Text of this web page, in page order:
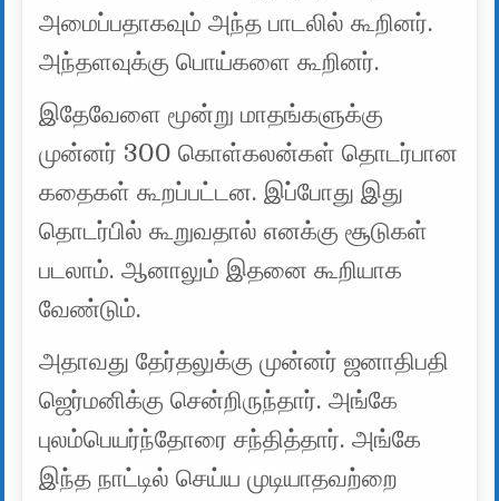
அமைப்பதாகவும் அந்த பாடலில் கூறினர்.
அந்தளவுக்கு பொய்களை கூறினர்.
இதேவேளை மூன்று மாதங்களுக்கு
முன்னர் 300 கொள்கலன்கள் தொடர்பான
கதைகள் கூறப்பட்டன. இப்போது இது
தொடர்பில் கூறுவதால் எனக்கு சூடுகள்
படலாம். ஆனாலும் இதனை கூறியாக
வேண்டும்.
அதாவது தேர்தலுக்கு முன்னர் ஜனாதிபதி
ஜெர்மனிக்கு சென்றிருந்தார். அங்கே
புலம்பெயர்ந்தோரை சந்தித்தார். அங்கே
இந்த நாட்டில் செய்ய முடியாதவற்றை